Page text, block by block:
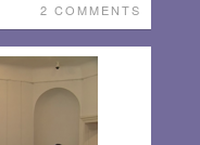
2 COMMENTS